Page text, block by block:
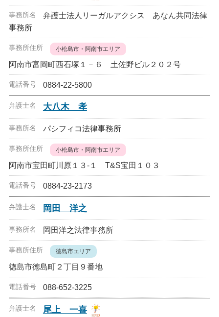
弁護士法人リーガルアクシス あなん共同法律
事務所
小松島市・阿南市エリア
阿南市富岡町西石塚１－６ 土佐野ビル２０２号
0884-22-5800
大八木 孝
パシフィコ法律事務所
小松島市・阿南市エリア
阿南市宝田町川原１３-１ T&S宝田１０３
0884-23-2173
岡田 洋之
岡田洋之法律事務所
徳島市エリア
徳島市徳島町２丁目９番地
088-652-3225
尾上 一喜